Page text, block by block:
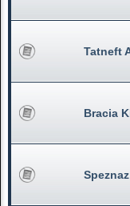
Tatneft
Bracia